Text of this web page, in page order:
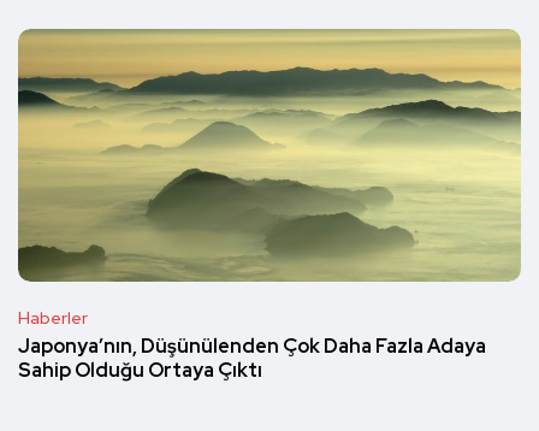
Haberler
Japonya’nın, Düşünülenden Çok Daha Fazla Adaya
Sahip Olduğu Ortaya Çıktı